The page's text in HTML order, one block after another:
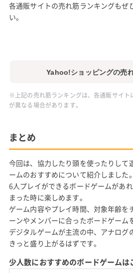
各通販サイトの売れ筋ランキングもぜ
い。
Yahoo!ショッピングの売
※上記の売れ筋ランキングは、各通販サイト
が異なる場合があります。
まとめ
今回は、協力したり頭を使ったりして
ームのおすすめについて紹介しました。
6人プレイができるボードゲームがあ
まった時に楽しめます。
ゲーム内容やプレイ時間、対象年齢を
ーンやメンバーに合ったボードゲーム
デジタルゲームが主流の中、アナログ
きっと盛り上がるはずです。
少人数におすすめのボードゲームは